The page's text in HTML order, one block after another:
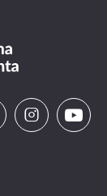
VisitVisit